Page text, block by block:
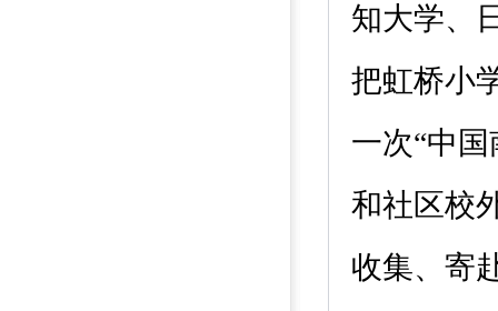
知大学、
把虹桥小
一次“中
和社区校
收集、寄